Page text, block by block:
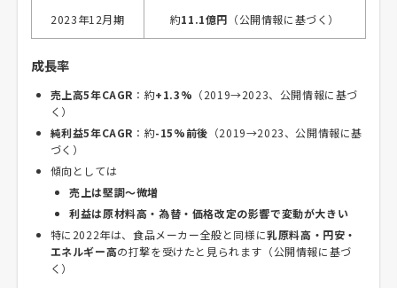
2023年12月期 約11.1億円 （公開情報に基づく）
成長率
売上高5年CAGR ：約+1.3% （2019→2023、公開情報に基づ
く）
純利益5年CAGR ：約-15%前後 （2019→2023、公開情報に基
づく）
傾向としては
売上は堅調〜微増
利益は原材料高・為替・価格改定の影響で変動が大きい
特に2022年は、食品メーカー全般と同様に乳原料高・円安・
エネルギー高の打撃を受けたと見られます（公開情報に基づ
く）